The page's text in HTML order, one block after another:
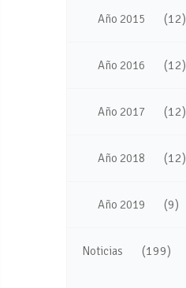
Año 2015 (12)
Año 2016 (12)
Año 2017 (12)
Año 2018 (12)
Año 2019 (9)
Noticias (199)